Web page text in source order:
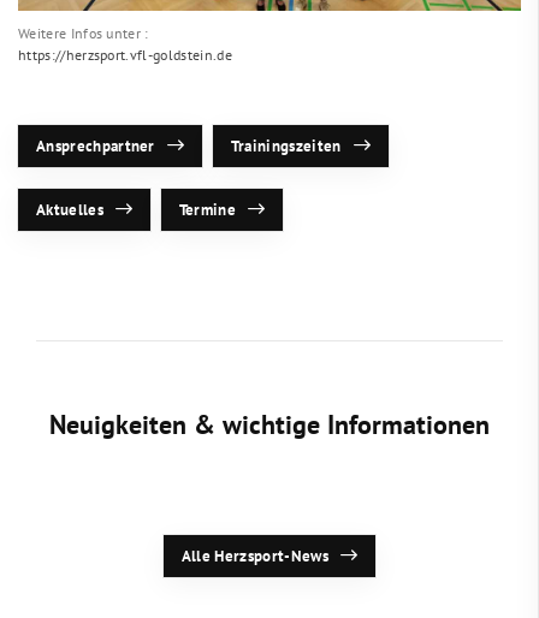
Weitere Infos unter :
https://herzsport.vfl-goldstein.de
Ansprechpartner Trainingszeiten
Aktuelles Termine
Neuigkeiten & wichtige Informationen
Alle Herzsport-News